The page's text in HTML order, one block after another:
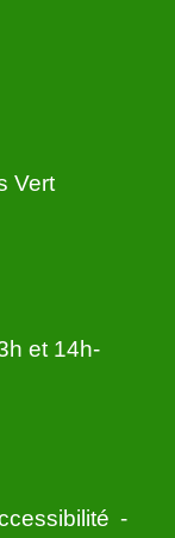
Vert
et 14h-
-